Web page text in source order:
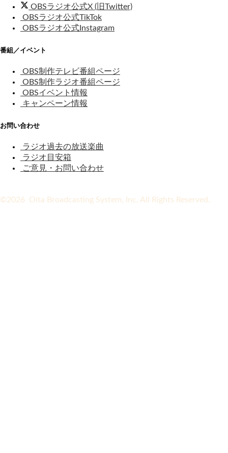
OBSラジオ公式X (旧Twitter)
OBSラジオ公式TikTok
OBSラジオ公式Instagram
番組／イベント
OBS制作テレビ番組ページ
OBS制作ラジオ番組ページ
OBSイベント情報
キャンペーン情報
お問い合わせ
ラジオ過去の放送楽曲
ラジオ目安箱
ご意見・お問い合わせ
©2026 Oita Broadcasting System, Inc. All Rights Reserved.